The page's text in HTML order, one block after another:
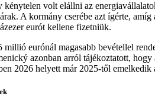
kénytelen volt elállni az
A kormány cserébe azt ígérte,
eurót kellene fizetniük.
eurónál magasabb bevétellel
azonban arról tájékoztatott,
2026 helyett már 2025-től